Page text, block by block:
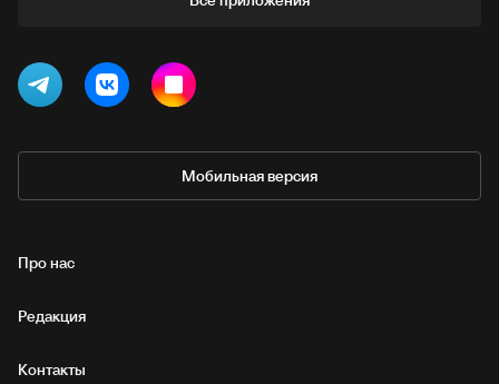
Мобильная версия
Про нас
Редакция
Контакты